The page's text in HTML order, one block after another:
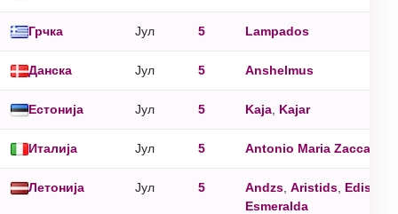
Грчка Jул 5 Lampados
Данска Jул 5 Anshelmus
Естонија Jул 5 Kaja Kajar
Италија Jул 5 Antonio Maria Zaccaria
Летонија Jул 5 Andzs Aristids Edis
Esmeralda